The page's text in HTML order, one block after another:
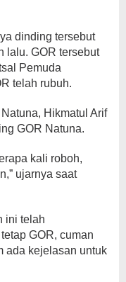
dinding tersebut
lalu. GOR tersebut
Pemuda
telah rubuh.
Hikmatul Arif
GOR Natuna.
kali roboh,
ujarnya saat
ini telah
GOR, cuman
ada kejelasan untuk